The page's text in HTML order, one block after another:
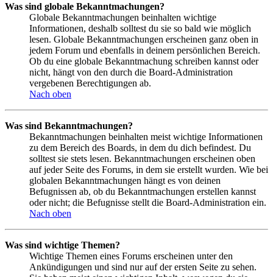
Was sind globale Bekanntmachungen?
Globale Bekanntmachungen beinhalten wichtige
Informationen, deshalb solltest du sie so bald wie möglich
lesen. Globale Bekanntmachungen erscheinen ganz oben in
jedem Forum und ebenfalls in deinem persönlichen Bereich.
Ob du eine globale Bekanntmachung schreiben kannst oder
nicht, hängt von den durch die Board-Administration
vergebenen Berechtigungen ab.
Nach oben
Was sind Bekanntmachungen?
Bekanntmachungen beinhalten meist wichtige Informationen
zu dem Bereich des Boards, in dem du dich befindest. Du
solltest sie stets lesen. Bekanntmachungen erscheinen oben
auf jeder Seite des Forums, in dem sie erstellt wurden. Wie bei
globalen Bekanntmachungen hängt es von deinen
Befugnissen ab, ob du Bekanntmachungen erstellen kannst
oder nicht; die Befugnisse stellt die Board-Administration ein.
Nach oben
Was sind wichtige Themen?
Wichtige Themen eines Forums erscheinen unter den
Ankündigungen und sind nur auf der ersten Seite zu sehen.